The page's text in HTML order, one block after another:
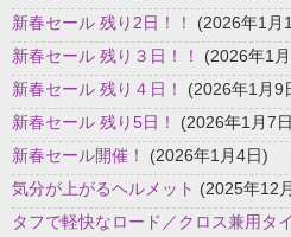
新春セール 残り2日！！
(2026年1月
新春セール 残り３日！！
(2026年1
新春セール 残り４日！
(2026年1月9
新春セール 残り5日！
(2026年1月7
新春セール開催！
(2026年1月4日)
気分が上がるヘルメット (2025年12
タフで軽快なロード／クロス兼用タ